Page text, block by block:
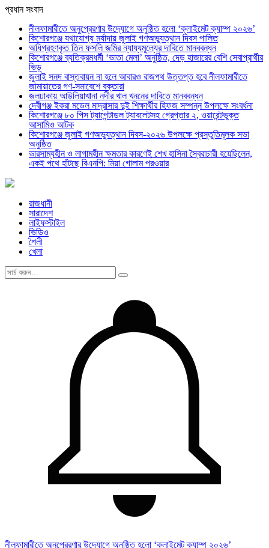
প্রধান সংবাদ
নীলফামারীতে অনুপ্রেরণার উদ্যোগে অনুষ্ঠিত হলো ‘ক্লাইমেট ক্যাম্প ২০২৬’
কিশোরগঞ্জে যথাযোগ্য মর্যাদায় জুলাই গণঅভ্যুত্থান দিবস পালিত
অধিগ্রহণকৃত তিন ফসলি জমির ন্যায্যমূল্যের দাবিতে মানববন্ধন
কিশোরগঞ্জে ব্যতিক্রমধর্মী ‘ভাতা মেলা’ অনুষ্ঠিত, দেড় হাজারের বেশি সেবাপ্রার্থীর
ভিড়
জুলাই সনদ বাস্তবায়ন না হলে আবারও রাজপথ উত্তপ্ত হবে নীলফামারীতে
জামায়াতের গণ-সমাবেশে বক্তারা
জলঢাকায় আউলিয়াখানা নদীর খাল খননের দাবিতে মানববন্ধন
দেবীগঞ্জ ইকরা মডেল মাদ্রাসার দুই শিক্ষার্থীর হিফজ সম্পন্ন উপলক্ষে সংবর্ধনা
কিশোরগঞ্জে ৮০ পিস ট্যাপেন্টাডল ট্যাবলেটসহ গ্রেপ্তার ২, ওয়ারেন্টভুক্ত
আসামিও আটক
কিশোরগঞ্জে জুলাই গণঅভ্যুত্থান দিবস-২০২৬ উপলক্ষে প্রস্তুতিমূলক সভা
অনুষ্ঠিত
ভারসাম্যহীন ও লাগামহীন ক্ষমতার কারণেই শেখ হাসিনা স্বৈরাচারী হয়েছিলেন,
একই পথে হাঁটছে বিএনপি: মিয়া গোলাম পরওয়ার
রাজধানী
সারাদেশ
লাইফস্টাইল
ভিডিও
শৈলী
খেলা
নীলফামারীতে অনুপ্রেরণার উদ্যোগে অনুষ্ঠিত হলো ‘ক্লাইমেট ক্যাম্প ২০২৬’